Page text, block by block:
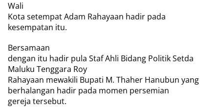
Wali
Kota setempat Adam Rahayaan hadir pada
kesempatan itu.
Bersamaan
dengan itu hadir pula Staf Ahli Bidang Politik Setda
Maluku Tenggara Roy
Rahayaan mewakili Bupati M. Thaher Hanubun yang
berhalangan hadir pada momen persemian
gereja tersebut.